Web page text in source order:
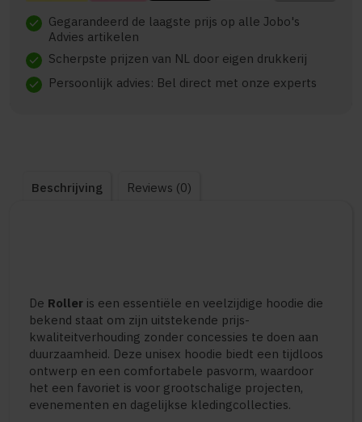
check Gegarandeerd de laagste prijs op alle Jobo's
Advies artikelen
check Scherpste prijzen van NL door eigen drukkerij
check Persoonlijk advies: Bel direct met onze experts
Beschrijving Reviews (0)
De Roller is een essentiële en veelzijdige hoodie die
bekend staat om zijn uitstekende prijs-
kwaliteitverhouding zonder concessies te doen aan
duurzaamheid. Deze unisex hoodie biedt een tijdloos
ontwerp en een comfortabele pasvorm, waardoor
het een favoriet is voor grootschalige projecten,
evenementen en dagelijkse kledingcollecties.